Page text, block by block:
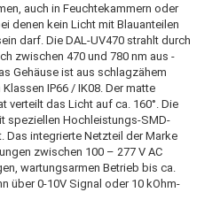
auch in Feuchtekammern oder
denen kein Licht mit Blauanteilen
darf. Die DAL-UV470 strahlt durch
zwischen 470 und 780 nm aus -
Gehäuse ist aus schlagzähem
IP66 / IK08. Der matte
verteilt das Licht auf ca. 160°. Die
speziellen Hochleistungs-SMD-
Das integrierte Netzteil der Marke
zwischen 100 – 277 V AC
wartungsarmen Betrieb bis ca.
über 0-10V Signal oder 10 kOhm-